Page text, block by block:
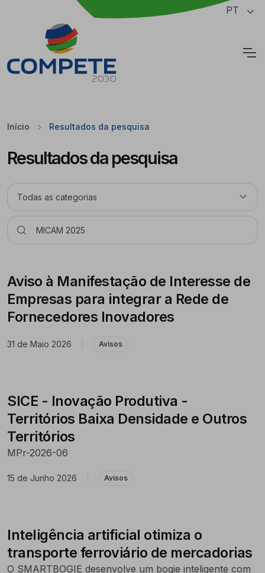
Saltar para o conteúdo principal da página PT
Início Resultados da pesquisa
Resultados da pesquisa
Aviso à Manifestação de Interesse de
Empresas para integrar a Rede de
Fornecedores Inovadores
31 de Maio 2026 Avisos
SICE - Inovação Produtiva -
Territórios Baixa Densidade e Outros
Territórios
MPr-2026-06
15 de Junho 2026 Avisos
Inteligência artificial otimiza o
transporte ferroviário de mercadorias
O SMARTBOGIE desenvolve um bogie inteligente com